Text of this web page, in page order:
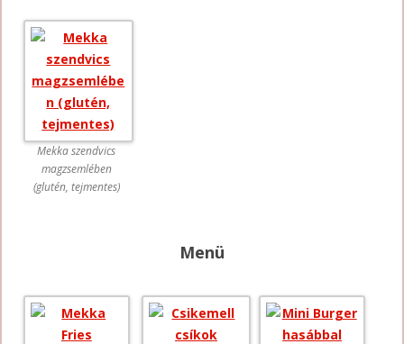
Mekka szendvics
magzsemlében
(glutén, tejmentes)
Menü